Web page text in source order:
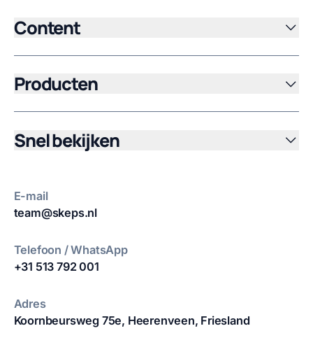
Content
Producten
Snel bekijken
E-mail
team@skeps.nl
Telefoon / WhatsApp
+31 513 792 001
Adres
Koornbeursweg 75e, Heerenveen, Friesland